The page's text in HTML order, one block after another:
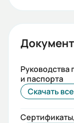
Вес (кг):
155
Габариты
Руководства
и паспорта
Скачать